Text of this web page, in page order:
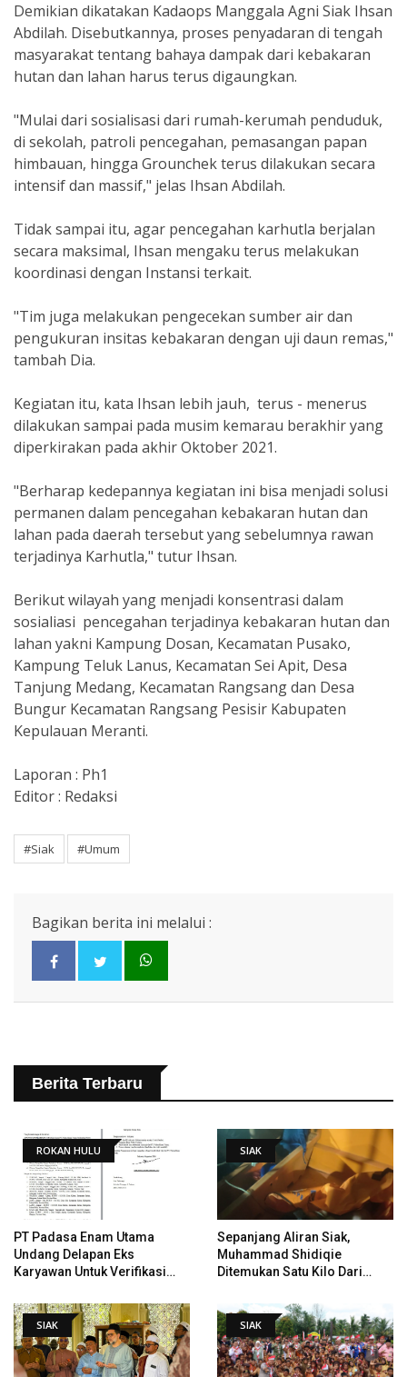
Demikian dikatakan Kadaops Manggala Agni Siak Ihsan
Abdilah. Disebutkannya, proses penyadaran di tengah
masyarakat tentang bahaya dampak dari kebakaran
hutan dan lahan harus terus digaungkan.
"Mulai dari sosialisasi dari rumah-kerumah penduduk,
di sekolah, patroli pencegahan, pemasangan papan
himbauan, hingga Grounchek terus dilakukan secara
intensif dan massif," jelas Ihsan Abdilah.
Tidak sampai itu, agar pencegahan karhutla berjalan
secara maksimal, Ihsan mengaku terus melakukan
koordinasi dengan Instansi terkait.
"Tim juga melakukan pengecekan sumber air dan
pengukuran insitas kebakaran dengan uji daun remas,"
tambah Dia.
Kegiatan itu, kata Ihsan lebih jauh, terus - menerus
dilakukan sampai pada musim kemarau berakhir yang
diperkirakan pada akhir Oktober 2021.
"Berharap kedepannya kegiatan ini bisa menjadi solusi
permanen dalam pencegahan kebakaran hutan dan
lahan pada daerah tersebut yang sebelumnya rawan
terjadinya Karhutla," tutur Ihsan.
Berikut wilayah yang menjadi konsentrasi dalam
sosialiasi pencegahan terjadinya kebakaran hutan dan
lahan yakni Kampung Dosan, Kecamatan Pusako,
Kampung Teluk Lanus, Kecamatan Sei Apit, Desa
Tanjung Medang, Kecamatan Rangsang dan Desa
Bungur Kecamatan Rangsang Pesisir Kabupaten
Kepulauan Meranti.
Laporan : Ph1
Editor : Redaksi
#Siak #Umum
Bagikan berita ini melalui :
Berita Terbaru
ROKAN HULU
PT Padasa Enam Utama
Undang Delapan Eks
Karyawan Untuk Verifikasi
PHI
SIAK
Sepanjang Aliran Siak,
Muhammad Shidiqie
Ditemukan Satu Kilo Dari
SIAK SIAK